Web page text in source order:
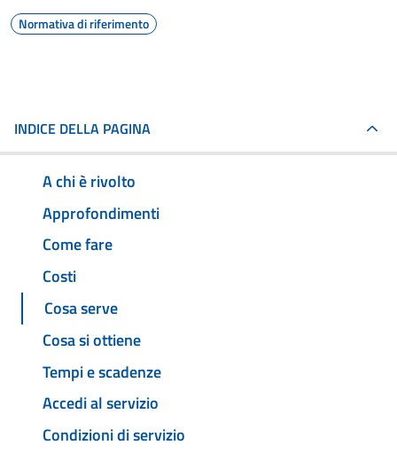
Normativa di riferimento
INDICE DELLA PAGINA
A chi è rivolto
Approfondimenti
Come fare
Costi
Cosa serve
Cosa si ottiene
Tempi e scadenze
Accedi al servizio
Condizioni di servizio